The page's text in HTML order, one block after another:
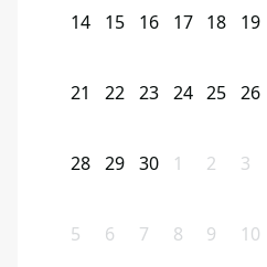
14 15 16 17 18 19
21 22 23 24 25 26
28 29 30 1 2 3
5 6 7 8 9 10